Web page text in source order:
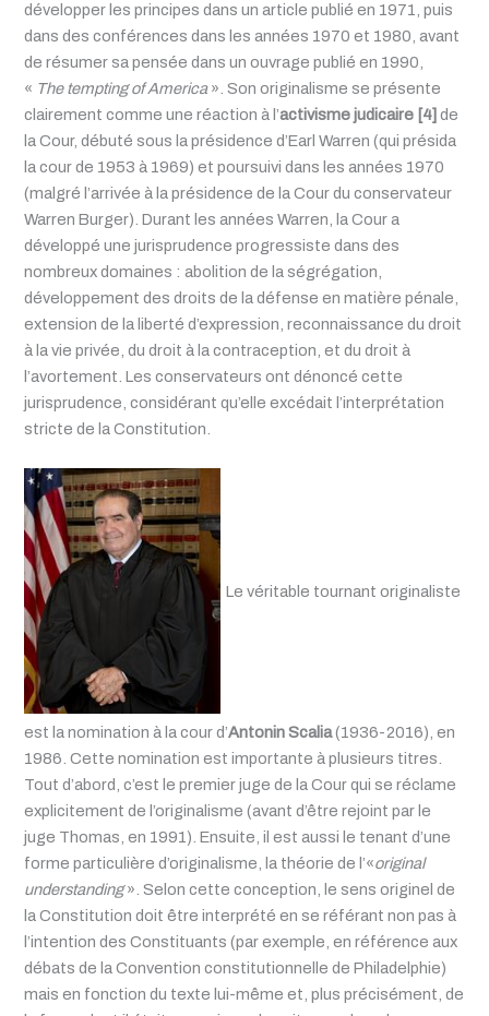
développer les principes dans un article publié en 1971, puis
dans des conférences dans les années 1970 et 1980, avant
de résumer sa pensée dans un ouvrage publié en 1990,
« The tempting of America». Son originalisme se présente
clairement comme une réaction à l’activisme judicaire [4] de
la Cour, débuté sous la présidence d’Earl Warren (qui présida
la cour de 1953 à 1969) et poursuivi dans les années 1970
(malgré l’arrivée à la présidence de la Cour du conservateur
Warren Burger). Durant les années Warren, la Cour a
développé une jurisprudence progressiste dans des
nombreux domaines : abolition de la ségrégation,
développement des droits de la défense en matière pénale,
extension de la liberté d’expression, reconnaissance du droit
à la vie privée, du droit à la contraception, et du droit à
l’avortement. Les conservateurs ont dénoncé cette
jurisprudence, considérant qu’elle excédait l’interprétation
stricte de la Constitution.
Le véritable tournant originaliste
est la nomination à la cour d’Antonin Scalia(1936-2016), en
1986. Cette nomination est importante à plusieurs titres.
Tout d’abord, c’est le premier juge de la Cour qui se réclame
explicitement de l’originalisme (avant d’être rejoint par le
juge Thomas, en 1991). Ensuite, il est aussi le tenant d’une
forme particulière d’originalisme, la théorie de l’«original
understanding». Selon cette conception, le sens originel de
la Constitution doit être interprété en se référant non pas à
l’intention des Constituants (par exemple, en référence aux
débats de la Convention constitutionnelle de Philadelphie)
mais en fonction du texte lui-même et, plus précisément, de